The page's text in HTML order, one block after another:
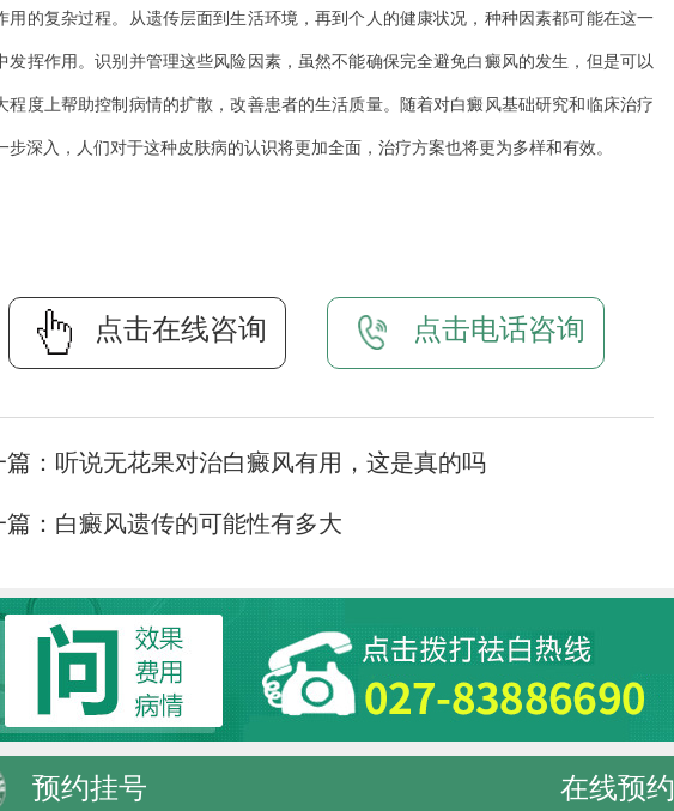
用的复杂过程。从遗传层面到生活环境，再到个人的健康状况，种种因素都可能在这一
发挥作用。识别并管理这些风险因素，虽然不能确保完全避免白癜风的发生，但是可以
程度上帮助控制病情的扩散，改善患者的生活质量。随着对白癜风基础研究和临床治疗
步深入，人们对于这种皮肤病的认识将更加全面，治疗方案也将更为多样和有效。
点击在线咨询 点击电话咨询
篇： 听说无花果对治白癜风有用，这是真的吗
： 白癜风遗传的可能性有多大
预约挂号 在线预约